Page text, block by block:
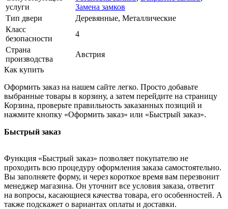
услуги
Замена замков
Тип двери
Деревянные, Металлические
Класс
безопасности
4
Страна
производства
Австрия
Как купить
Оформить заказ на нашем сайте легко. Просто добавьте
выбранные товары в корзину, а затем перейдите на страницу
Корзина, проверьте правильность заказанных позиций и
нажмите кнопку «Оформить заказ» или «Быстрый заказ».
Быстрый заказ
Функция «Быстрый заказ» позволяет покупателю не
проходить всю процедуру оформления заказа самостоятельно.
Вы заполняете форму, и через короткое время вам перезвонит
менеджер магазина. Он уточнит все условия заказа, ответит
на вопросы, касающиеся качества товара, его особенностей. А
также подскажет о вариантах оплаты и доставки.